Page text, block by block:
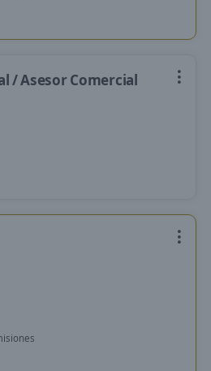
/ Asesor Comercial